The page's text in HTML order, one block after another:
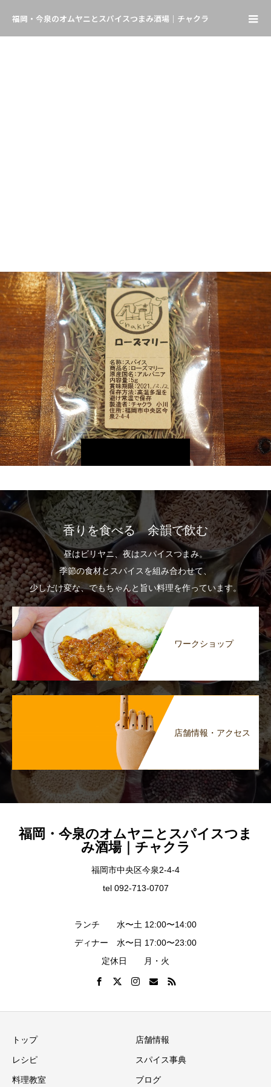
福岡・今泉のオムヤニとスパイスつまみ酒場｜チャクラ
香りを食べる 余韻で飲む
昼はビリヤニ、夜はスパイスつまみ。
季節の食材とスパイスを組み合わせて、
少しだけ変な、でもちゃんと旨い料理を作っています。
ワークショップ
店舗情報・アクセス
福岡・今泉のオムヤニとスパイスつま
み酒場｜チャクラ
福岡市中央区今泉2-4-4
tel 092-713-0707
ランチ 水〜土 12:00〜14:00
ディナー 水〜日 17:00〜23:00
定休日 月・火
トップ 店舗情報
レシピ スパイス事典
料理教室 ブログ